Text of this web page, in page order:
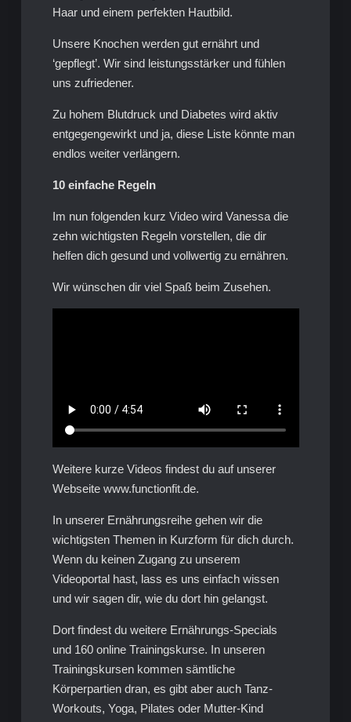
Haar und einem perfekten Hautbild.
Unsere Knochen werden gut ernährt und
‘gepflegt’. Wir sind leistungsstärker und fühlen
uns zufriedener.
Zu hohem Blutdruck und Diabetes wird aktiv
entgegengewirkt und ja, diese Liste könnte man
endlos weiter verlängern.
10 einfache Regeln
Im nun folgenden kurz Video wird Vanessa die
zehn wichtigsten Regeln vorstellen, die dir
helfen dich gesund und vollwertig zu ernähren.
Wir wünschen dir viel Spaß beim Zusehen.
Weitere kurze Videos findest du auf unserer
Webseite www.functionfit.de.
In unserer Ernährungsreihe gehen wir die
wichtigsten Themen in Kurzform für dich durch.
Wenn du keinen Zugang zu unserem
Videoportal hast, lass es uns einfach wissen
und wir sagen dir, wie du dort hin gelangst.
Dort findest du weitere Ernährungs-Specials
und 160 online Trainingskurse. In unseren
Trainingskursen kommen sämtliche
Körperpartien dran, es gibt aber auch Tanz-
Workouts, Yoga, Pilates oder Mutter-Kind